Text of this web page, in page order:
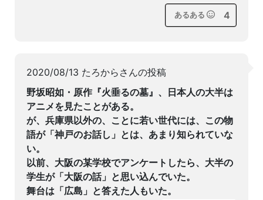
あるある 4
2020/08/13 たろからさんの投稿
野坂昭如・原作『火垂るの墓』、日本人の大半は
アニメを見たことがある。
が、兵庫県以外の、ことに若い世代には、この物
語が「神戸のお話し」とは、あまり知られていな
い。
以前、大阪の某学校でアンケートしたら、大半の
学生が「大阪の話」と思い込んでいた。
舞台は「広島」と答えた人もいた。